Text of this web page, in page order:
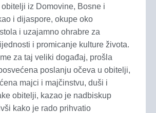
iz Domovine, Bosne i
i dijaspore, okupe oko
i uzajamno ohrabre za
i promicanje kulture života.
za taj veliki događaj, prošla
poslanju očeva u obitelji,
majci i majčinstvu, duši i
obitelji, kazao je nadbiskup
kako je rado prihvatio